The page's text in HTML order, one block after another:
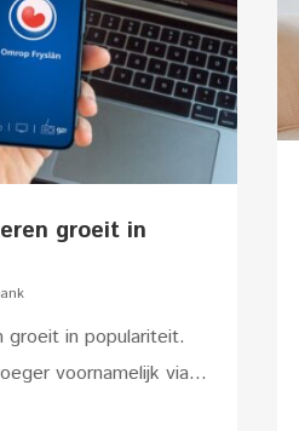
groeit in
groeit in populariteit.
voornamelijk via...